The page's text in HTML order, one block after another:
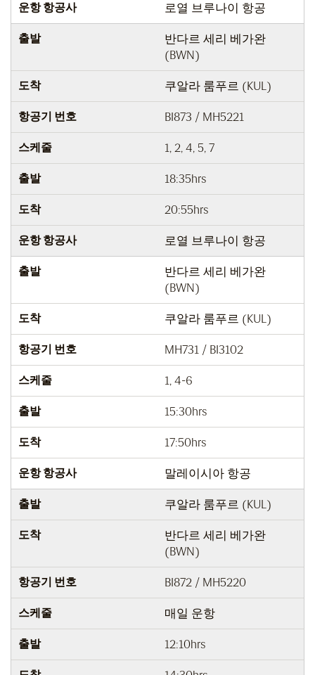
운항 항공사 로열 브루나이 항공
출발
반다르 세리 베가완
(BWN)
도착 쿠알라 룸푸르 (KUL)
항공기 번호 BI873 / MH5221
스케줄 1, 2, 4, 5, 7
출발 18:35hrs
도착 20:55hrs
운항 항공사 로열 브루나이 항공
출발
반다르 세리 베가완
(BWN)
도착 쿠알라 룸푸르 (KUL)
항공기 번호 MH731 / BI3102
스케줄 1, 4-6
출발 15:30hrs
도착 17:50hrs
운항 항공사 말레이시아 항공
출발 쿠알라 룸푸르 (KUL)
도착
반다르 세리 베가완
(BWN)
항공기 번호 BI872 / MH5220
스케줄 매일 운항
출발 12:10hrs